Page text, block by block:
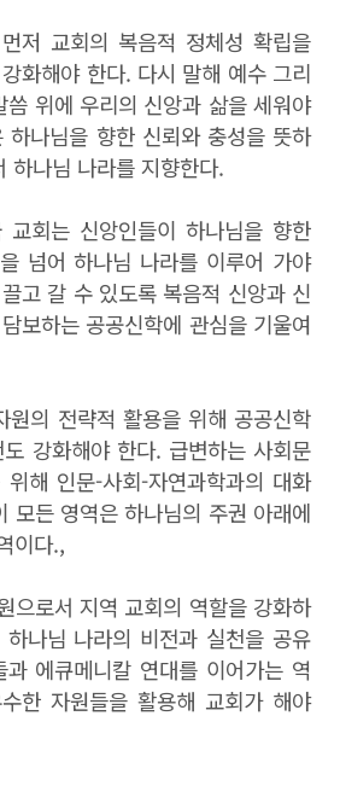
저 교회의 복음적 정체성 확립을
화해야 한다. 다시 말해 예수 그리
위에 우리의 신앙과 삶을 세워야
하나님을 향한 신뢰와 충성을 뜻하
하나님 나라를 지향한다.
교회는 신앙인들이 하나님을 향한
넘어 하나님 나라를 이루어 가야
고 갈 수 있도록 복음적 신앙과 신
보하는 공공신학에 관심을 기울여
원의 전략적 활용을 위해 공공신학
강화해야 한다. 급변하는 사회문
해 인문-사회-자연과학과의 대화
모든 영역은 하나님의 주권 아래에
이다.,
으로서 지역 교회의 역할을 강화하
나님 나라의 비전과 실천을 공유
에큐메니칼 연대를 이어가는 역
한 자원들을 활용해 교회가 해야